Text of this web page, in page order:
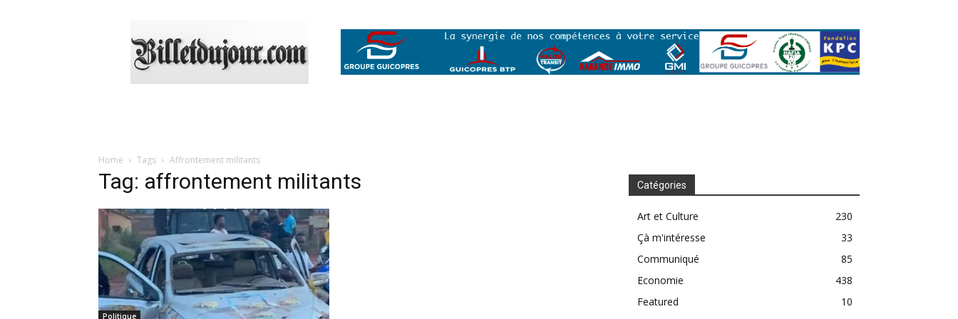
Home Tags Affrontement militants
Tag: affrontement militants
Politique
Catégories
Art et Culture
230
Çà m'intéresse
33
Communiqué
85
Economie
438
Featured
10